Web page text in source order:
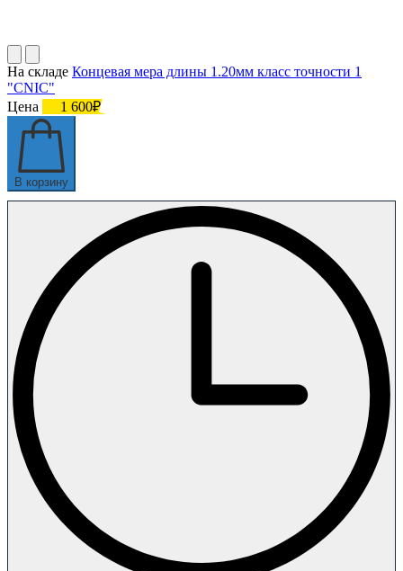
На складе Концевая мера длины 1.20мм класс точности 1
"CNIC"
Цена
1 600₽
В корзину